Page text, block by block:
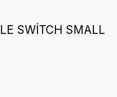
SWİTCH SMALL